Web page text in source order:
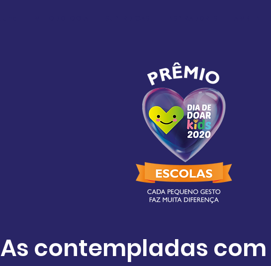
As contempladas